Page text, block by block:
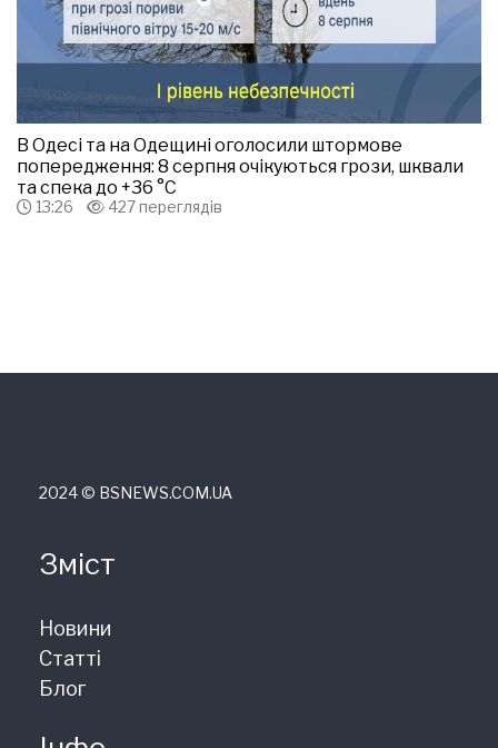
В Одесі та на Одещині оголосили штормове
попередження: 8 серпня очікуються грози, шквали
та спека до +36 °С
13:26 427 переглядів
2024 © ВSNEWS.COM.UA
Зміст
Новини
Статті
Блог